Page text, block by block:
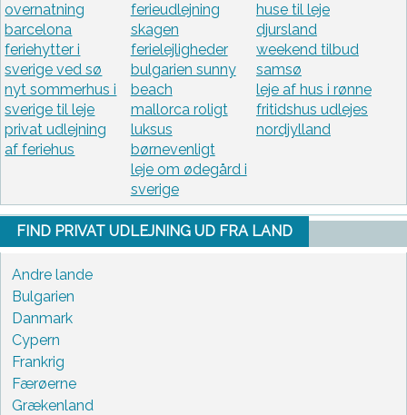
overnatning
barcelona
feriehytter i
sverige ved sø
nyt sommerhus i
sverige til leje
privat udlejning
af feriehus
ferieudlejning
skagen
ferielejligheder
bulgarien sunny
beach
mallorca roligt
luksus
børnevenligt
leje om ødegård i
sverige
huse til leje
djursland
weekend tilbud
samsø
leje af hus i rønne
fritidshus udlejes
nordjylland
FIND PRIVAT UDLEJNING UD FRA LAND
Andre lande
Bulgarien
Danmark
Cypern
Frankrig
Færøerne
Grækenland